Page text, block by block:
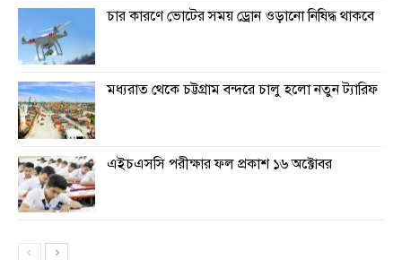
চার কারণে ভোটের সময় ড্রোন ওড়ানো নিষিদ্ধ থাকবে
মধ্যরাত থেকে চট্টগ্রাম বন্দরে চালু হলো নতুন ট্যারিফ
এইচএসসি পরীক্ষার ফল প্রকাশ ১৬ অক্টোবর